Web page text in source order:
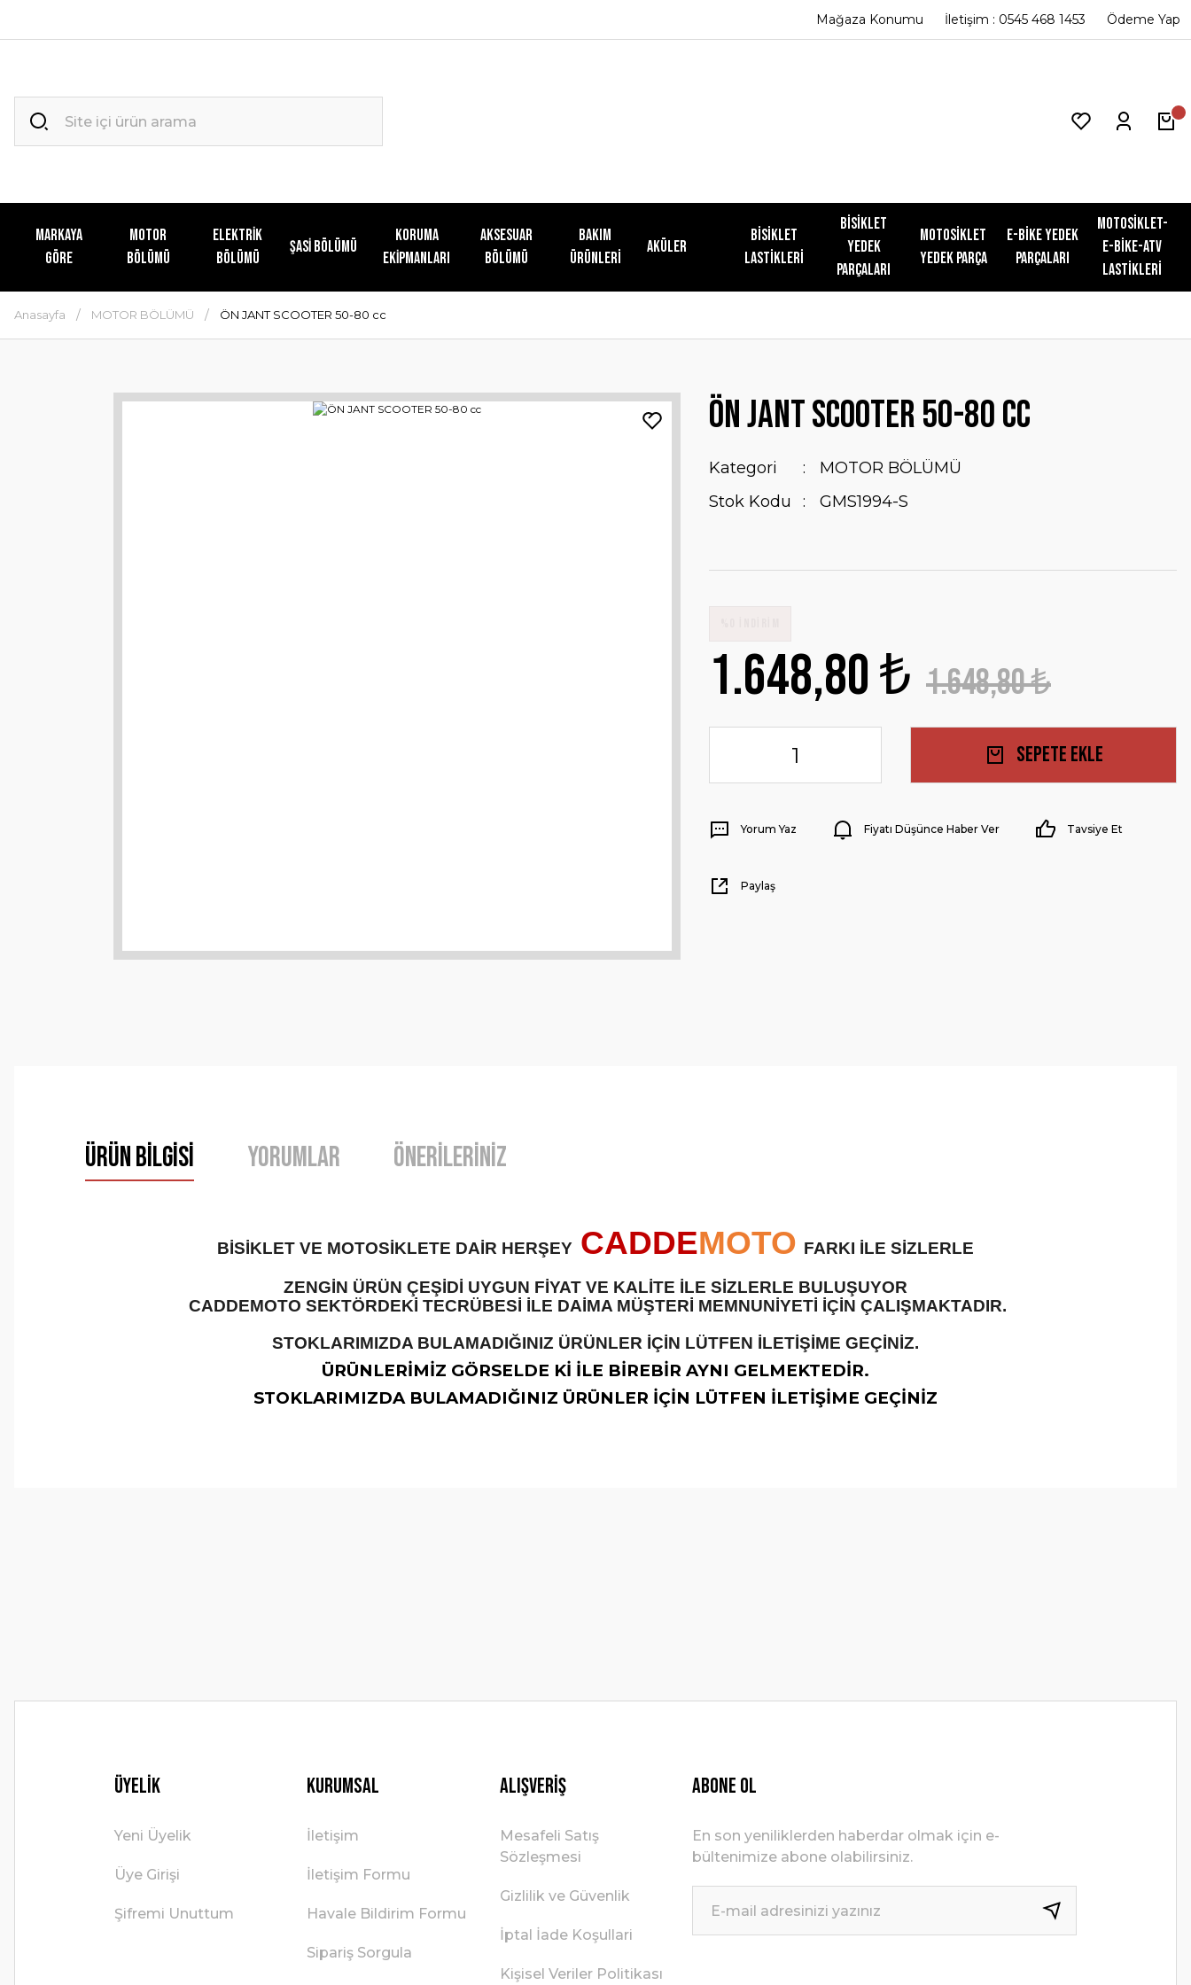
Mağaza Konumu İletişim : 0545 468 1453 Ödeme Yap
MARKAYA
GÖRE
MOTOR
BÖLÜMÜ
ELEKTRİK
BÖLÜMÜ
ŞASİ BÖLÜMÜ
KORUMA
EKİPMANLARI
AKSESUAR
BÖLÜMÜ
Bakım
Ürünleri
Aküler
Bisiklet
Lastikleri
Bisiklet
Yedek
Parçaları
Motosiklet
Yedek Parça
E-Bike Yedek
Parçaları
Motosiklet-
E-Bike-ATV
Lastikleri
Anasayfa MOTOR BÖLÜMÜ ÖN JANT SCOOTER 50-80 cc
ÖN JANT SCOOTER 50-80 cc
Kategori
MOTOR BÖLÜMÜ
Stok Kodu
GMS1994-S
1.648,80 ₺ 1.648,80 ₺
Sepete Ekle
Yorum Yaz Fiyatı Düşünce Haber Ver Tavsiye Et
Paylaş
Ürün Bilgisi Yorumlar Önerileriniz
BİSİKLET VE MOTOSİKLETE DAİR HERŞEY CADDEMOTO FARKI İLE SİZLERLE
ZENGİN ÜRÜN ÇEŞİDİ UYGUN FİYAT VE KALİTE İLE SİZLERLE BULUŞUYOR
CADDEMOTO SEKTÖRDEKİ TECRÜBESİ İLE DAİMA MÜŞTERİ MEMNUNİYETİ İÇİN ÇALIŞMAKTADIR.
STOKLARIMIZDA BULAMADIĞINIZ ÜRÜNLER İÇİN LÜTFEN İLETİŞİME GEÇİNİZ.
ÜRÜNLERİMİZ GÖRSELDE Kİ İLE BİREBİR AYNI GELMEKTEDİR.
STOKLARIMIZDA BULAMADIĞINIZ ÜRÜNLER İÇİN LÜTFEN İLETİŞİME GEÇİNİZ
Üyelik
Yeni Üyelik
Üye Girişi
Şifremi Unuttum
Kurumsal
İletişim
İletişim Formu
Havale Bildirim Formu
Sipariş Sorgula
Alışveriş
Mesafeli Satış
Sözleşmesi
Gizlilik ve Güvenlik
İptal İade Koşullari
Kişisel Veriler Politikası
ABONE OL
En son yeniliklerden haberdar olmak için e-
bültenimize abone olabilirsiniz.